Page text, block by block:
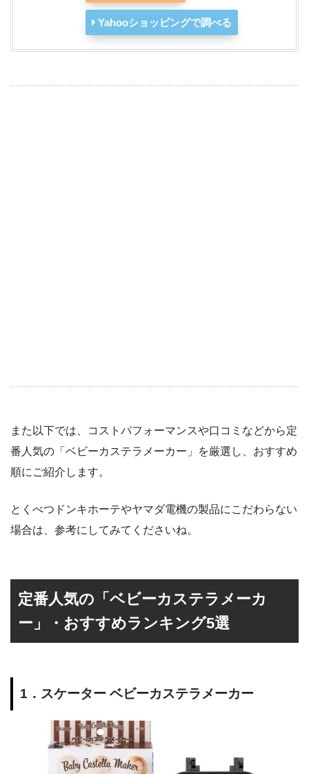
Yahooショッピングで調べる
また以下では、コストパフォーマンスや口コミなどから定
番人気の「ベビーカステラメーカー」を厳選し、おすすめ
順にご紹介します。
とくべつドンキホーテやヤマダ電機の製品にこだわらない
場合は、参考にしてみてくださいね。
定番人気の「ベビーカステラメーカ
ー」・おすすめランキング5選
1．スケーター ベビーカステラメーカー